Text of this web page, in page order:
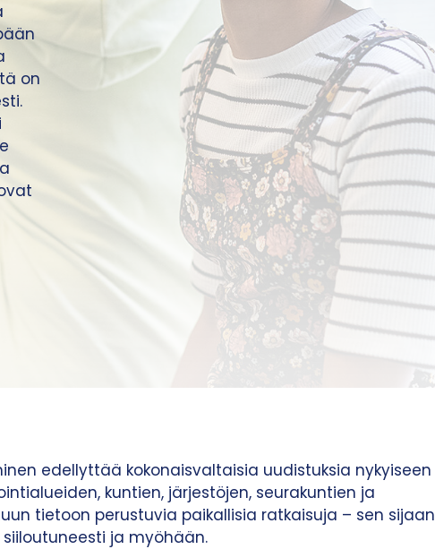
on
edellyttää kokonaisvaltaisia uudistuksia nykyiseen
kuntien, järjestöjen, seurakuntien ja
tietoon perustuvia paikallisia ratkaisuja – sen sijaan
ja myöhään.